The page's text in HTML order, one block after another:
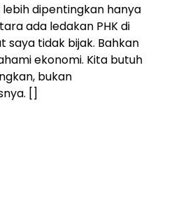
lebih dipentingkan hanya
ada ledakan PHK di
saya tidak bijak. Bahkan
ekonomi. Kita butuh
bukan
[]